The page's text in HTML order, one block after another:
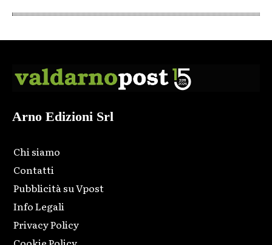
Arno Edizioni Srl
Chi siamo
Contatti
Pubblicità su Vpost
Info Legali
Privacy Policy